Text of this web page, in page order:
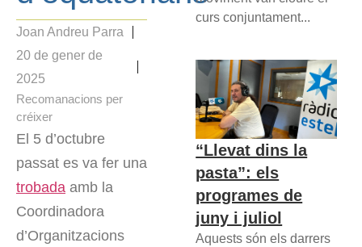
Joan Andreu Parra
20 de gener de
2025
Recomanacions per
créixer
El 5 d’octubre
passat es va fer una
trobada amb la
Coordinadora
d’Organitzacions
curs conjuntament...
“Llevat dins la
pasta”: els
programes de
juny i juliol
Aquests són els darrers